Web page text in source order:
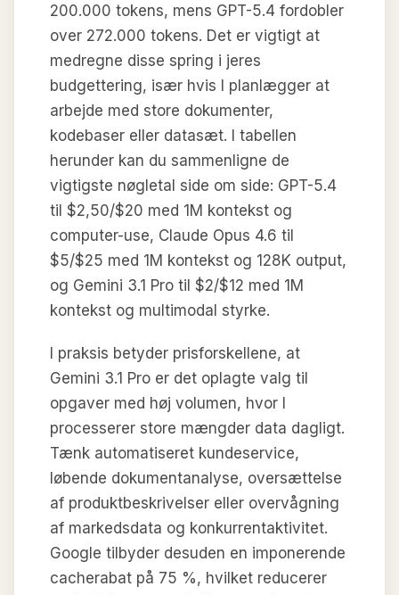
200.000 tokens, mens GPT-5.4 fordobler
over 272.000 tokens. Det er vigtigt at
medregne disse spring i jeres
budgettering, især hvis I planlægger at
arbejde med store dokumenter,
kodebaser eller datasæt. I tabellen
herunder kan du sammenligne de
vigtigste nøgletal side om side: GPT-5.4
til $2,50/$20 med 1M kontekst og
computer-use, Claude Opus 4.6 til
$5/$25 med 1M kontekst og 128K output,
og Gemini 3.1 Pro til $2/$12 med 1M
kontekst og multimodal styrke.
I praksis betyder prisforskellene, at
Gemini 3.1 Pro er det oplagte valg til
opgaver med høj volumen, hvor I
processerer store mængder data dagligt.
Tænk automatiseret kundeservice,
løbende dokumentanalyse, oversættelse
af produktbeskrivelser eller overvågning
af markedsdata og konkurrentaktivitet.
Google tilbyder desuden en imponerende
cacherabat på 75 %, hvilket reducerer